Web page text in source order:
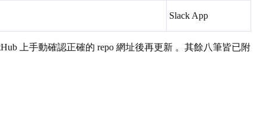
Slack App
上手動確認正確的 repo 網址後再更新 。其餘八筆皆已附